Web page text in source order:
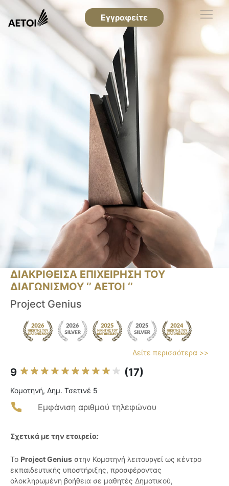
Εγγραφείτε
ΔΙΑΚΡΙΘΕΙΣΑ ΕΠΙΧΕΙΡΗΣΗ ΤΟΥ
ΔΙΑΓΩΝΙΣΜΟΥ ‘’ ΑΕΤΟΙ ‘’
Project Genius
Δείτε περισσότερα >>
9 (17)
Κομοτηνή, Δημ. Τσετινέ 5
Εμφάνιση αριθμού τηλεφώνου
Σχετικά με την εταιρεία:
Το Project Genius στην Κομοτηνή λειτουργεί ως κέντρο
εκπαιδευτικής υποστήριξης, προσφέροντας
ολοκληρωμένη βοήθεια σε μαθητές Δημοτικού,